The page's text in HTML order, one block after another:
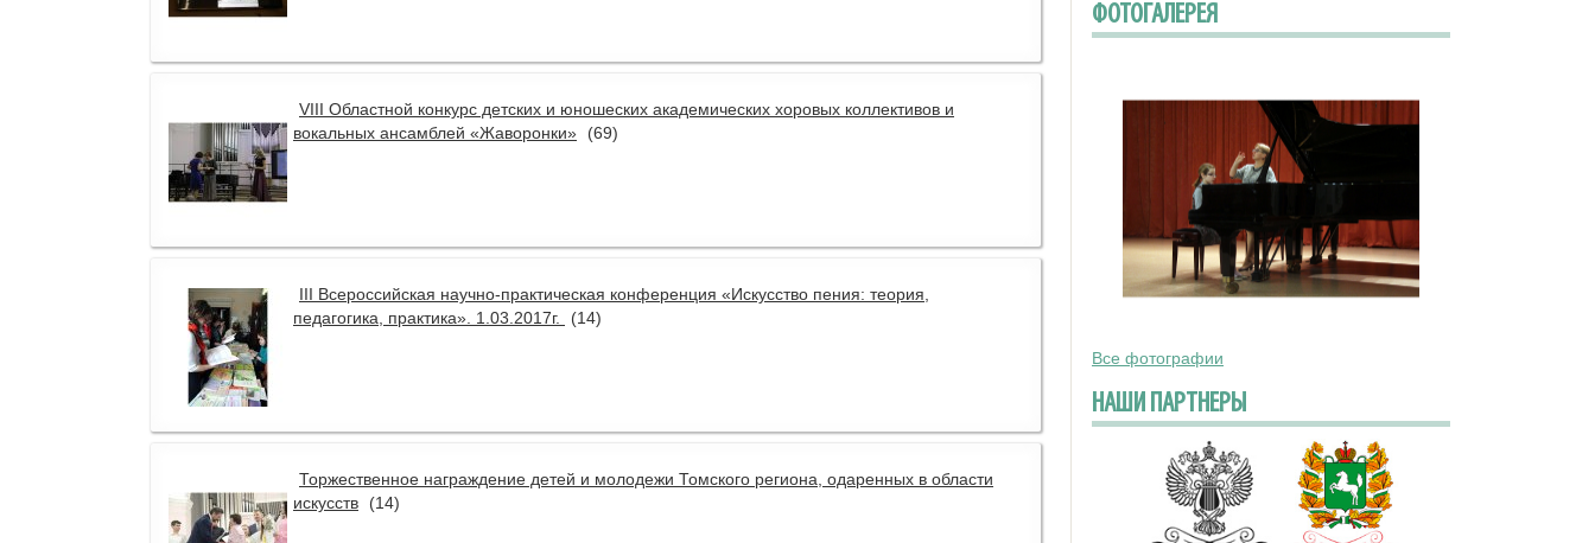
VIII Областной конкурс детских и юношеских академических хоровых коллективов и
вокальных ансамблей «Жаворонки»
(69)
III Всероссийская научно-практическая конференция «Искусство пения: теория,
педагогика, практика». 1.03.2017г.
(14)
Торжественное награждение детей и молодежи Томского региона, одаренных в области
искусств
(14)
ФОТОГАЛЕРЕЯ
Все фотографии
НАШИ ПАРТНЕРЫ